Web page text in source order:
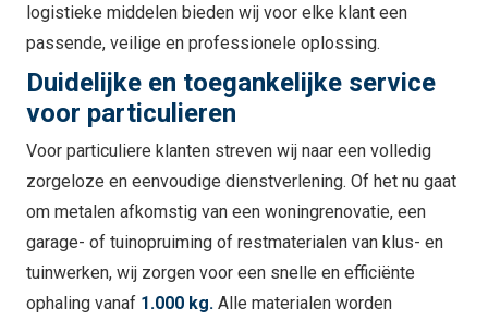
logistieke middelen bieden wij voor elke klant een
passende, veilige en professionele oplossing.
Duidelijke en toegankelijke service
voor particulieren
Voor particuliere klanten streven wij naar een volledig
zorgeloze en eenvoudige dienstverlening. Of het nu gaat
om metalen afkomstig van een woningrenovatie, een
garage- of tuinopruiming of restmaterialen van klus- en
tuinwerken, wij zorgen voor een snelle en efficiënte
ophaling vanaf 1.000 kg. Alle materialen worden